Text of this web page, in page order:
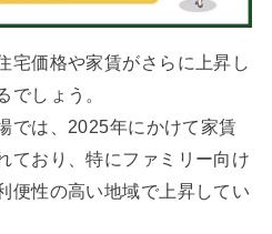
宅価格や家賃がさらに上昇し
でしょう。
では、2025年にかけて家賃
ており、特にファミリー向け
便性の高い地域で上昇してい